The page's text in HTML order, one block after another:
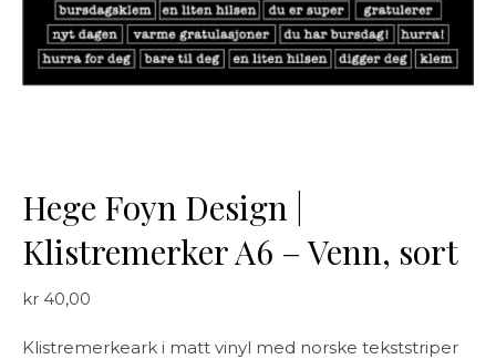
Hege Foyn Design |
Klistremerker A6 – Venn, sort
kr 40,00
Klistremerkeark i matt vinyl med norske tekststriper